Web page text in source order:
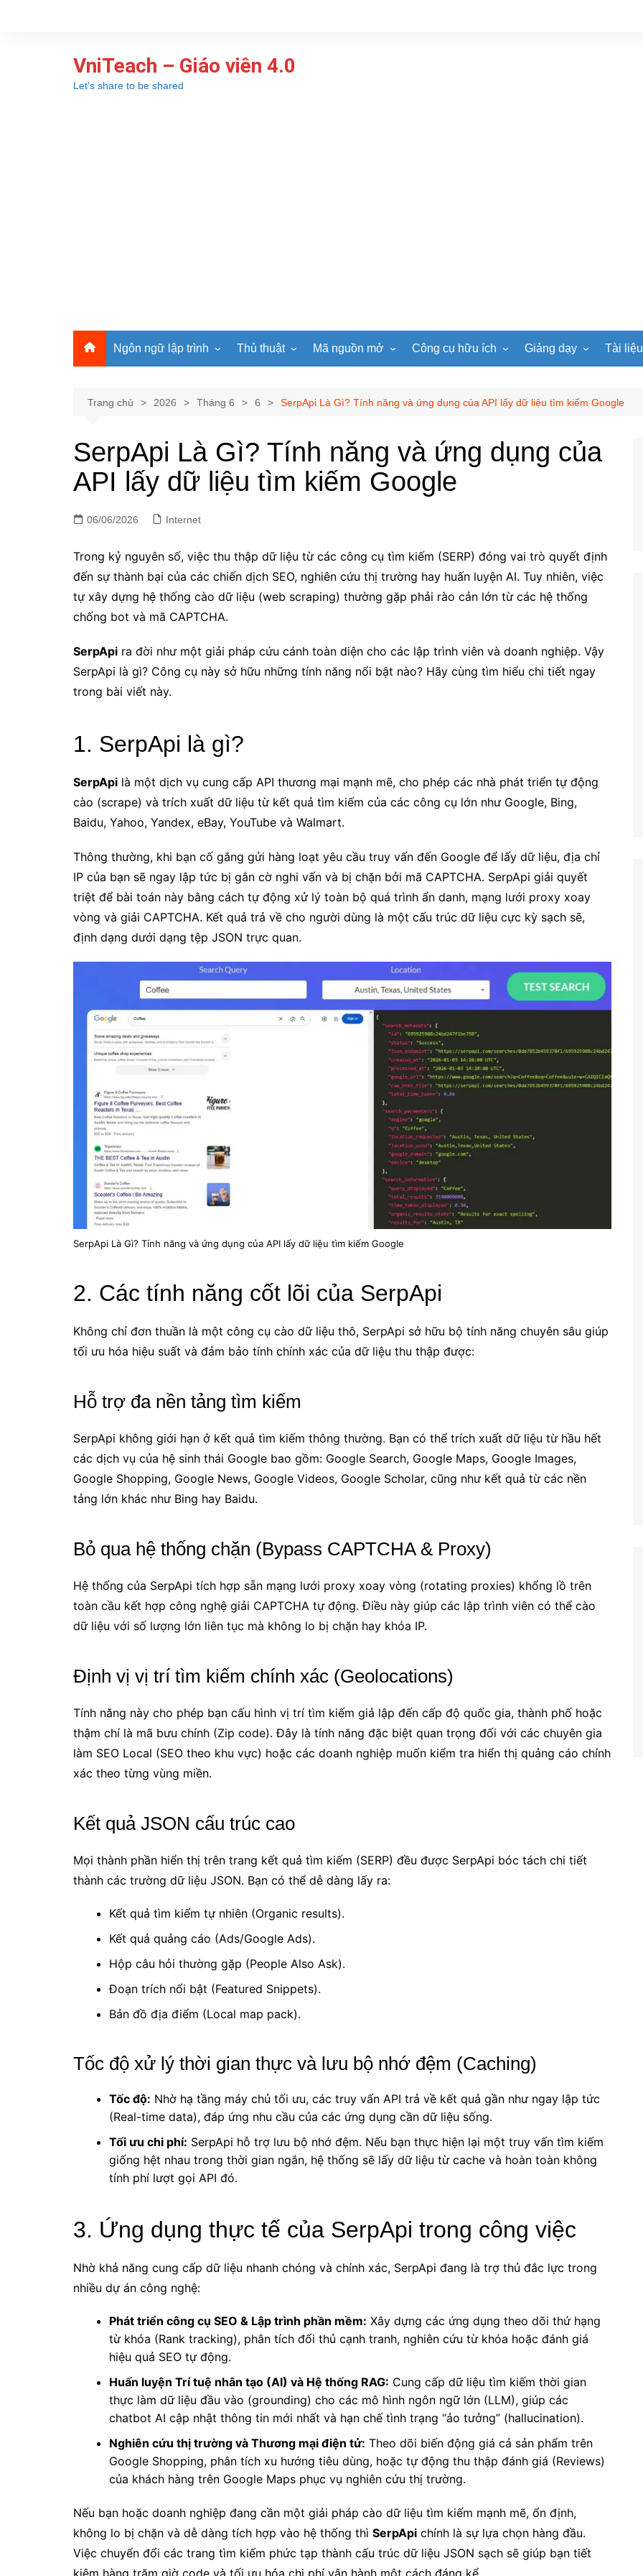
VniTeach – Giáo viên 4.0
Let's share to be shared
Ngôn ngữ lập trình
Lập trình C
Lập trình C++
Lập trình Scratch
Lập trình Microbit
Lập trình Web
Thủ thuật
Microsoft Excel
Windows
Internet
Viết Prompt AI
Mã nguồn mở
Joomla
EduPortal
Công cụ hữu ích
Lật mảnh ghép
Game Quay số
Tìm ô chữ
Chọn tên ngẫu nhiên
Giảng dạy
Toán học
Tiếng Anh
KHTN
Công nghệ
Tài
Trò
Trang chủ 2026 Tháng 6 6 SerpApi Là Gì? Tính năng và ứng dụng của API lấy dữ liệu tìm kiếm Google
SerpApi Là Gì? Tính năng và ứng dụng của
API lấy dữ liệu tìm kiếm Google
06/06/2026 Internet
Trong kỷ nguyên số, việc thu thập dữ liệu từ các công cụ tìm kiếm (SERP) đóng vai trò quyết định
đến sự thành bại của các chiến dịch SEO, nghiên cứu thị trường hay huấn luyện AI. Tuy nhiên, việc
tự xây dựng hệ thống cào dữ liệu (web scraping) thường gặp phải rào cản lớn từ các hệ thống
chống bot và mã CAPTCHA.
SerpApi ra đời như một giải pháp cứu cánh toàn diện cho các lập trình viên và doanh nghiệp. Vậy
SerpApi là gì? Công cụ này sở hữu những tính năng nổi bật nào? Hãy cùng tìm hiểu chi tiết ngay
trong bài viết này.
1. SerpApi là gì?
SerpApi là một dịch vụ cung cấp API thương mại mạnh mẽ, cho phép các nhà phát triển tự động
cào (scrape) và trích xuất dữ liệu từ kết quả tìm kiếm của các công cụ lớn như Google, Bing,
Baidu, Yahoo, Yandex, eBay, YouTube và Walmart.
Thông thường, khi bạn cố gắng gửi hàng loạt yêu cầu truy vấn đến Google để lấy dữ liệu, địa chỉ
IP của bạn sẽ ngay lập tức bị gắn cờ nghi vấn và bị chặn bởi mã CAPTCHA. SerpApi giải quyết
triệt để bài toán này bằng cách tự động xử lý toàn bộ quá trình ẩn danh, mạng lưới proxy xoay
vòng và giải CAPTCHA. Kết quả trả về cho người dùng là một cấu trúc dữ liệu cực kỳ sạch sẽ,
định dạng dưới dạng tệp JSON trực quan.
SerpApi Là Gì? Tính năng và ứng dụng của API lấy dữ liệu tìm kiếm Google
2. Các tính năng cốt lõi của SerpApi
Không chỉ đơn thuần là một công cụ cào dữ liệu thô, SerpApi sở hữu bộ tính năng chuyên sâu giúp
tối ưu hóa hiệu suất và đảm bảo tính chính xác của dữ liệu thu thập được:
Hỗ trợ đa nền tảng tìm kiếm
SerpApi không giới hạn ở kết quả tìm kiếm thông thường. Bạn có thể trích xuất dữ liệu từ hầu hết
các dịch vụ của hệ sinh thái Google bao gồm: Google Search, Google Maps, Google Images,
Google Shopping, Google News, Google Videos, Google Scholar, cũng như kết quả từ các nền
tảng lớn khác như Bing hay Baidu.
Bỏ qua hệ thống chặn (Bypass CAPTCHA & Proxy)
Hệ thống của SerpApi tích hợp sẵn mạng lưới proxy xoay vòng (rotating proxies) khổng lồ trên
toàn cầu kết hợp công nghệ giải CAPTCHA tự động. Điều này giúp các lập trình viên có thể cào
dữ liệu với số lượng lớn liên tục mà không lo bị chặn hay khóa IP.
Định vị vị trí tìm kiếm chính xác (Geolocations)
Tính năng này cho phép bạn cấu hình vị trí tìm kiếm giả lập đến cấp độ quốc gia, thành phố hoặc
thậm chí là mã bưu chính (Zip code). Đây là tính năng đặc biệt quan trọng đối với các chuyên gia
làm SEO Local (SEO theo khu vực) hoặc các doanh nghiệp muốn kiểm tra hiển thị quảng cáo chính
xác theo từng vùng miền.
Kết quả JSON cấu trúc cao
Mọi thành phần hiển thị trên trang kết quả tìm kiếm (SERP) đều được SerpApi bóc tách chi tiết
thành các trường dữ liệu JSON. Bạn có thể dễ dàng lấy ra:
Kết quả tìm kiếm tự nhiên (Organic results).
Kết quả quảng cáo (Ads/Google Ads).
Hộp câu hỏi thường gặp (People Also Ask).
Đoạn trích nổi bật (Featured Snippets).
Bản đồ địa điểm (Local map pack).
Tốc độ xử lý thời gian thực và lưu bộ nhớ đệm (Caching)
Tốc độ: Nhờ hạ tầng máy chủ tối ưu, các truy vấn API trả về kết quả gần như ngay lập tức
(Real-time data), đáp ứng nhu cầu của các ứng dụng cần dữ liệu sống.
Tối ưu chi phí: SerpApi hỗ trợ lưu bộ nhớ đệm. Nếu bạn thực hiện lại một truy vấn tìm kiếm
giống hệt nhau trong thời gian ngắn, hệ thống sẽ lấy dữ liệu từ cache và hoàn toàn không
tính phí lượt gọi API đó.
3. Ứng dụng thực tế của SerpApi trong công việc
Nhờ khả năng cung cấp dữ liệu nhanh chóng và chính xác, SerpApi đang là trợ thủ đắc lực trong
nhiều dự án công nghệ:
Phát triển công cụ SEO & Lập trình phần mềm: Xây dựng các ứng dụng theo dõi thứ hạng
từ khóa (Rank tracking), phân tích đối thủ cạnh tranh, nghiên cứu từ khóa hoặc đánh giá
hiệu quả SEO tự động.
Huấn luyện Trí tuệ nhân tạo (AI) và Hệ thống RAG: Cung cấp dữ liệu tìm kiếm thời gian
thực làm dữ liệu đầu vào (grounding) cho các mô hình ngôn ngữ lớn (LLM), giúp các
chatbot AI cập nhật thông tin mới nhất và hạn chế tình trạng “ảo tưởng” (hallucination).
Nghiên cứu thị trường và Thương mại điện tử: Theo dõi biến động giá cả sản phẩm trên
Google Shopping, phân tích xu hướng tiêu dùng, hoặc tự động thu thập đánh giá (Reviews)
của khách hàng trên Google Maps phục vụ nghiên cứu thị trường.
Nếu bạn hoặc doanh nghiệp đang cần một giải pháp cào dữ liệu tìm kiếm mạnh mẽ, ổn định,
không lo bị chặn và dễ dàng tích hợp vào hệ thống thì SerpApi chính là sự lựa chọn hàng đầu.
Việc chuyển đổi các trang tìm kiếm phức tạp thành cấu trúc dữ liệu JSON sạch sẽ giúp bạn tiết